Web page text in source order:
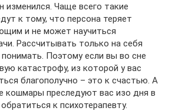
изменился. Чаще всего такие
к тому, что персона теряет
и не может научиться
Рассчитывать только на себя
Поэтому если вы во сне
катастрофу, из которой у вас
благополучно – это к счастью. А
кошмары преследуют вас изо дня в
к психотерапевту.